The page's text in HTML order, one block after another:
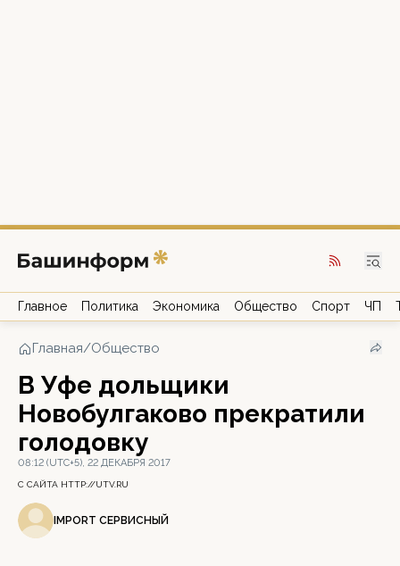
Главное Политика Экономика Общество Спорт ЧП
Главная/Общество
В Уфе дольщики
Новобулгаково прекратили
голодовку
08:12 (UTC+5), 22 ДЕКАБРЯ 2017
С САЙТА HTTP://UTV.RU
IMPORT СЕРВИСНЫЙ